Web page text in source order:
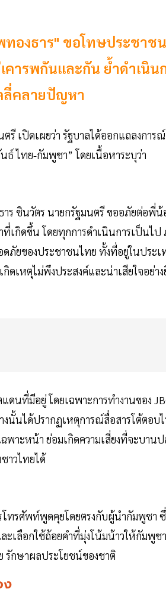
องธาร" ขอโทษประชาช
คารพกันและกัน ย้ำดำเนิน
ลี่คลายปัญหา
เปิดเผยว่า รัฐบาลได้ออกแถลงการ
ไทย-กัมพูชา” โดยเนื้อหาระบุว่า
ชินวัตร นายกรัฐมนตรี ขออภัยต่อพี่น้
กิดขึ้น โดยทุกการดำเนินการเป็นไป
ภัยของประชาชนไทย ทั้งที่อยู่ในประ
เหตุไม่พึงประสงค์และน่าเสียใจอย่าง
ดนที่มีอยู่ โดยเฉพาะการทำงานของ
นได้ปรากฏเหตุการณ์สื่อสารโต้ตอบ
พาะหน้า ย่อมเกิดความเสี่ยงที่จะบาน
าวไทยได้
โทรศัพท์พูดคุยโดยตรงกับผู้นำกัมพูช
เลือกใช้ถ้อยคำที่มุ่งโน้มน้าวให้กัมพู
รักษาผลประโยชน์ของชาติ
ง